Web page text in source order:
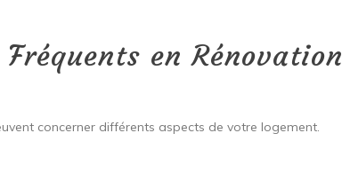
en Rénovation
concerner différents aspects de votre logement.